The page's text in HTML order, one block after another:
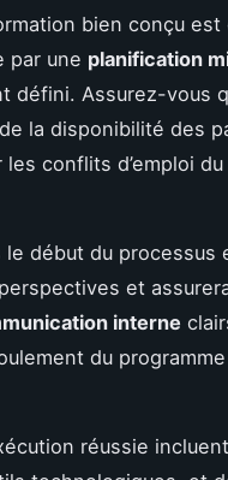
bien conçu
par une planification
défini. Assurez-vous
la disponibilité des
conflits d’emploi
le début du processus
et assurera
interne
du
réussie